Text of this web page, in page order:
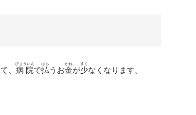
て、 病院
びょういん
で払
はら
うお金
かね
が少
すく
なくなります。